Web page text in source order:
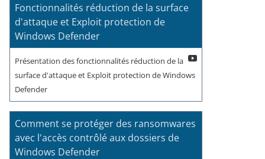
Fonctionnalités réduction de la surface
d'attaque et Exploit protection de
Windows Defender
Présentation des fonctionnalités réduction de la
surface d'attaque et Exploit protection de Windows
Defender
Comment se protéger des ransomwares
avec l'accès contrôlé aux dossiers de
Windows Defender